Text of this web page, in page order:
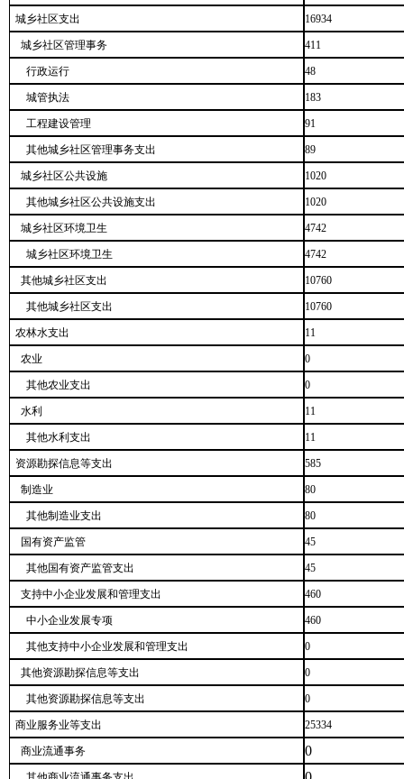
城乡社区支出 16934
城乡社区管理事务 411
行政运行 48
城管执法 183
工程建设管理 91
其他城乡社区管理事务支出 89
城乡社区公共设施 1020
其他城乡社区公共设施支出 1020
城乡社区环境卫生 4742
城乡社区环境卫生 4742
其他城乡社区支出 10760
其他城乡社区支出 10760
农林水支出 11
农业 0
其他农业支出 0
水利 11
其他水利支出 11
资源勘探信息等支出 585
制造业 80
其他制造业支出 80
国有资产监管 45
其他国有资产监管支出 45
支持中小企业发展和管理支出 460
中小企业发展专项 460
其他支持中小企业发展和管理支出 0
其他资源勘探信息等支出 0
其他资源勘探信息等支出 0
商业服务业等支出 25334
商业流通事务 0